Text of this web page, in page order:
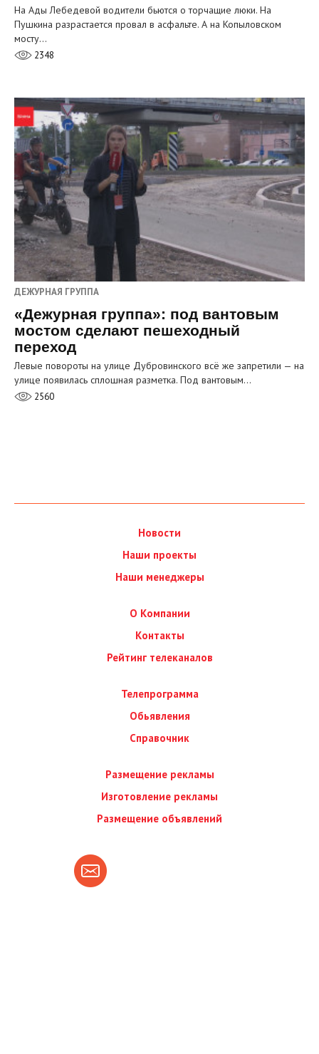
На Ады Лебедевой водители бьются о торчащие люки. На
Пушкина разрастается провал в асфальте. А на Копыловском
мосту…
2348
ДЕЖУРНАЯ ГРУППА
«Дежурная группа»: под вантовым
мостом сделают пешеходный
переход
Левые повороты на улице Дубровинского всё же запретили — на
улице появилась сплошная разметка. Под вантовым…
2560
Новости
Наши проекты
Наши менеджеры
О Компании
Контакты
Рейтинг телеканалов
Телепрограмма
Обьявления
Справочник
Размещение рекламы
Изготовление рекламы
Размещение объявлений